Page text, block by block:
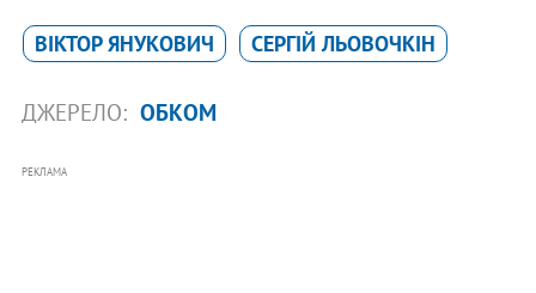
ВІКТОР ЯНУКОВИЧ СЕРГІЙ ЛЬОВОЧКІН
ДЖЕРЕЛО: ОБКОМ
РЕКЛАМА